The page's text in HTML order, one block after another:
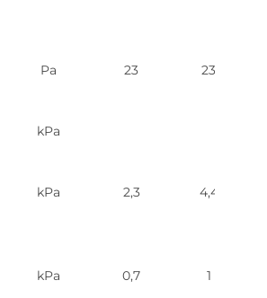
Pa 23 23
kPa
kPa 2,3 4,4
kPa 0,7 1